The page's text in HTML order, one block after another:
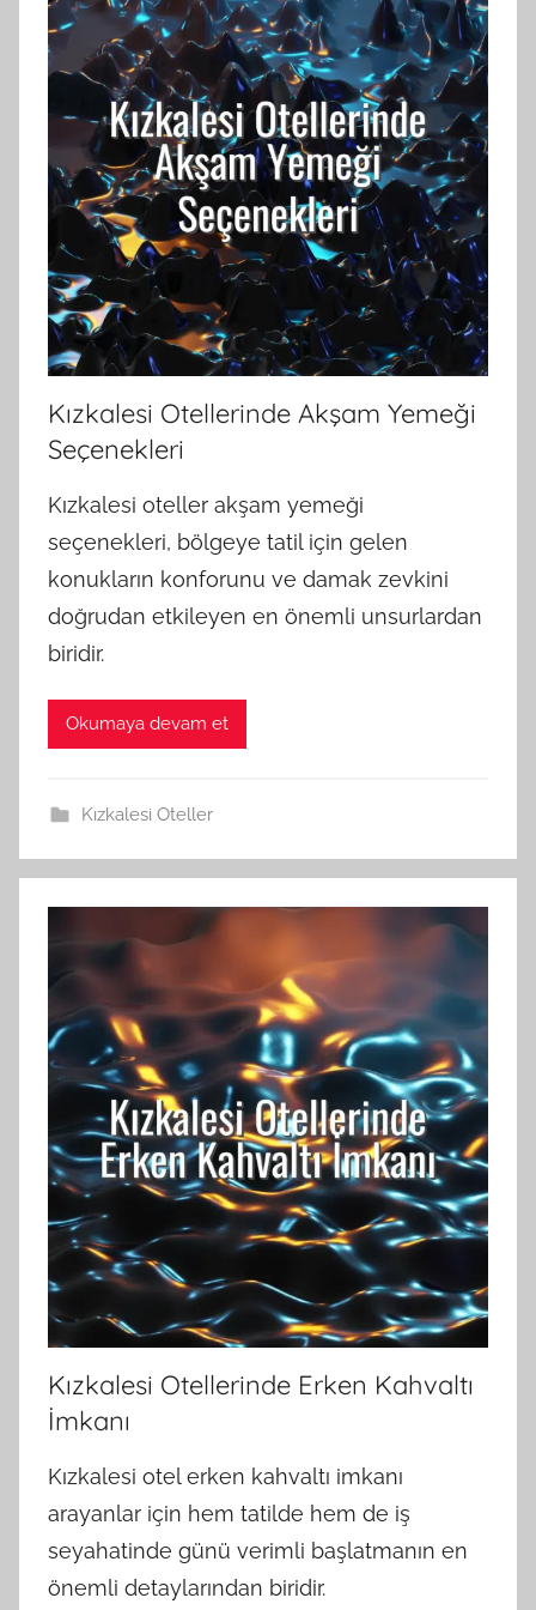
Kızkalesi Otellerinde Akşam Yemeği
Seçenekleri
Kızkalesi oteller akşam yemeği
seçenekleri, bölgeye tatil için gelen
konukların konforunu ve damak zevkini
doğrudan etkileyen en önemli unsurlardan
biridir.
Okumaya devam et
Kızkalesi Oteller
Kızkalesi Otellerinde Erken Kahvaltı
İmkanı
Kızkalesi otel erken kahvaltı imkanı
arayanlar için hem tatilde hem de iş
seyahatinde günü verimli başlatmanın en
önemli detaylarından biridir.